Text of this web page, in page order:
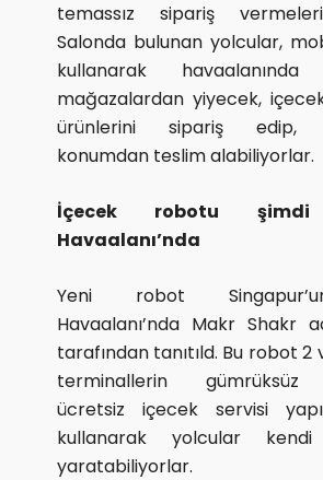
temassız sipariş
Salonda bulunan yolcular,
kullanarak
mağazalardan yiyecek,
ürünlerini sipariş edip,
konumdan teslim alabiliyorlar.
İçecek robotu şimdi
Havaalanı’nda
Yeni robot
Havaalanı’nda Makr Shakr
tarafından tanıtıld. Bu robot 2
terminallerin gümrüksüz
ücretsiz içecek servisi
kullanarak yolcular kendi
yaratabiliyorlar.